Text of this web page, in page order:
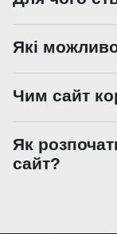
Які
Чим сайт
Як
сайт?